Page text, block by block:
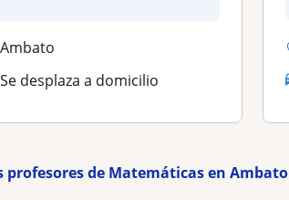
Ambato
Se desplaza a domicilio
profesores de Matemáticas en Ambato